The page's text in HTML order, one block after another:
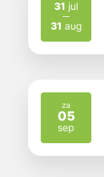
31 jul
31 aug
za
05
sep
2026